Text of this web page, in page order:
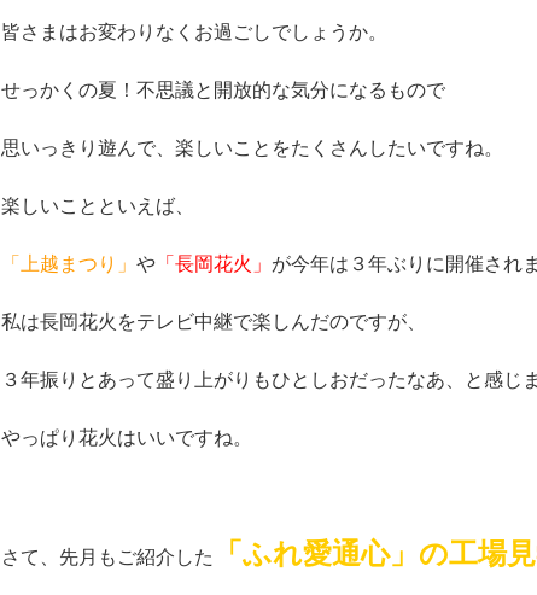
皆さまはお変わりなくお過ごしでしょうか。
せっかくの夏！不思議と開放的な気分になるもので
思いっきり遊んで、楽しいことをたくさんしたいですね。
楽しいことといえば、
「上越まつり」 や 「長岡花火」 が今年は３年ぶりに開催され
私は長岡花火をテレビ中継で楽しんだのですが、
３年振りとあって盛り上がりもひとしおだったなあ、と感じ
やっぱり花火はいいですね。
さて、先月もご紹介した
「ふれ愛通心」の工場